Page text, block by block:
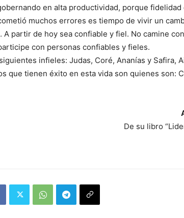
en alta productividad, porque
muchos errores es tiempo de vivir un
A partir de hoy sea confiable y fiel. No camine
con personas confiables y fieles.
infieles: Judas, Coré, Ananías y Safira,
que tienen éxito en esta vida son quienes son:
De su libro